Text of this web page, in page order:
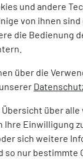
und andere
von ihnen
die Bedienung
über die
über
Ihre Einwilligung
sich weitere
so nur bestimmte
die
- für ultimative
Sorgt für eine
Obermaterial: Die
Ihre Füße kühl
Läufen.
Außensohle: Für
Für